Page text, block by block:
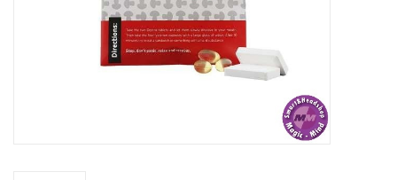
Rituals & Wierook